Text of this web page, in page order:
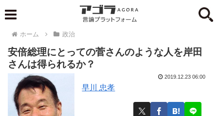
ホーム 政治
安倍総理にとっての菅さんのような人を岸田
さんは得られるか？
早川 忠孝
2019.12.23 06:00